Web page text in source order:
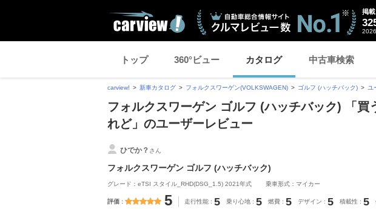
掲
トップ 360°ビュー カタログ 中古車検索
carview! 新車カタログ フォルクスワーゲン(VOLKSWAGEN) ゴルフ (ハッチバック) ユ
フォルクスワーゲン ゴルフ (ハッチバック) 「買
れど」のユーザーレビュー
ひでか？ さん
フォルクスワーゲン ゴルフ (ハッチバック)
グレード：eTSI スタイル_RHD(DSG_1.5) 2021年式 乗車形式：マイカー
評価 5 走行性能 5 乗り心地 5 燃費 5 デザイン 5 積載性 5